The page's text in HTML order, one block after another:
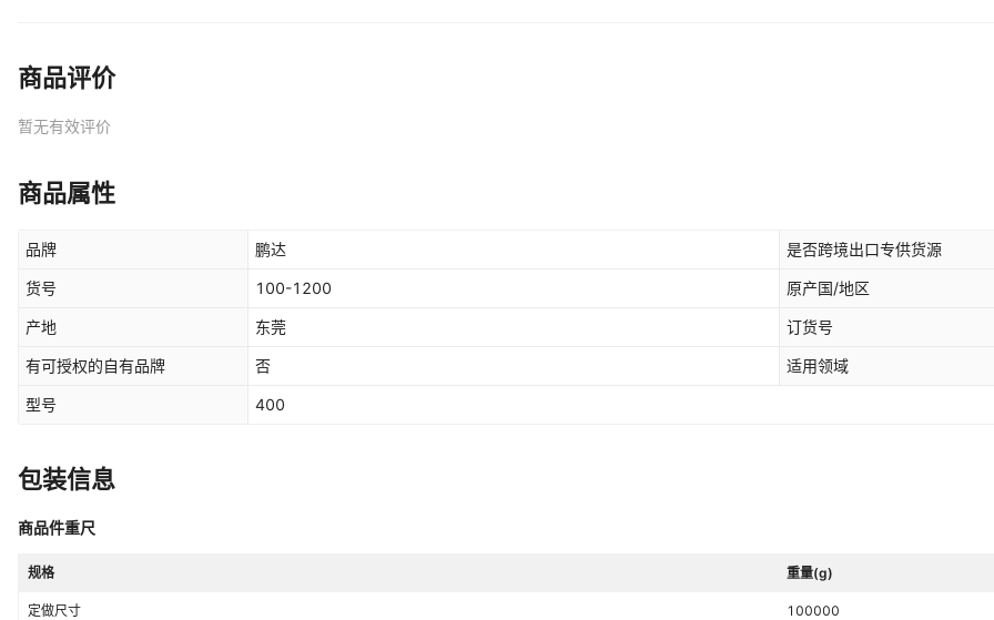
商品评价
暂无有效评价
商品属性
品牌 鹏达 是否跨境出口专供货源
货号 100-1200 原产国/地区
产地 东莞 订货号
有可授权的自有品牌 否 适用领域
型号 400
包装信息
商品件重尺
规格 重量(g)
定做尺寸 100000